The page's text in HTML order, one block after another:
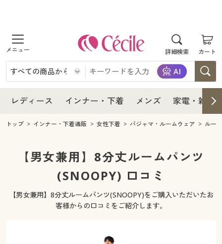
詳細検索 カート
商品を探す
レディース
レディースファッション
女性下着
インナー・下着
インナー・下着通販すべて
女性下着
ジュニア・ティーンズ下着
メンズ
メンズ通販すべて
メンズファッション
家電・雑貨
家電・雑貨すべて
寝具・インテリア・家具
寝具・インテリア・家具通販すべて
レディース インナー・下着 メンズ 家電・雑貨
レディース
レディース通販すべて
レディースファッション
インナー・下着
インナー・下着通販すべて
ジュニア・ティーンズ下着
メンズ
キッチン・雑貨・日用品
寝具・インテリア・家具通販すべて
家具・収納
美容・健康通販すべて
制服・スクール
トップ インナー・下着通販 女性下着 パジャマ・ルームウェア ルー
【男女兼用】8分丈ルームパンツ
(SNOOPY) 口コミ
【男女兼用】8分丈ルームパンツ(SNOOPY)をご購入いただいたお
客様からの口コミをご紹介します。